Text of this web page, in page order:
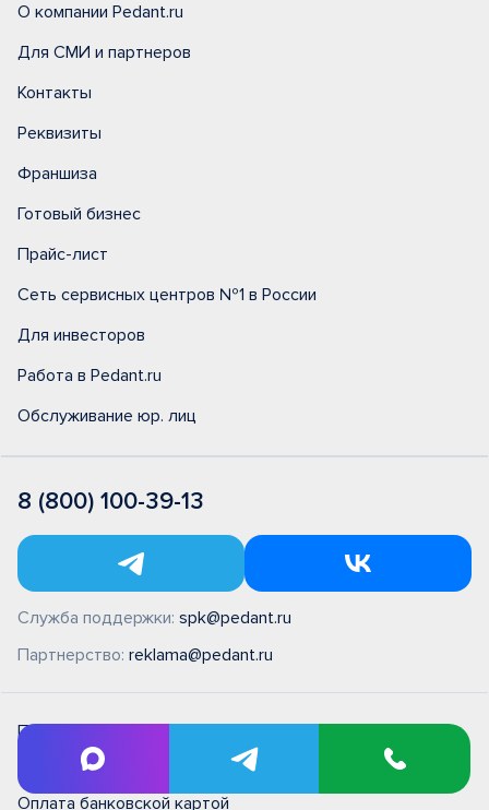
О компании Pedant.ru
Для СМИ и партнеров
Контакты
Реквизиты
Франшиза
Готовый бизнес
Прайс-лист
Сеть сервисных центров №1 в России
Для инвесторов
Работа в Pedant.ru
Обслуживание юр. лиц
8 (800) 100-39-13
Служба поддержки: spk@pedant.ru
Партнерство: reklama@pedant.ru
ПН - ВС 10:00 - 22:00
Без выходных
Оплата банковской картой